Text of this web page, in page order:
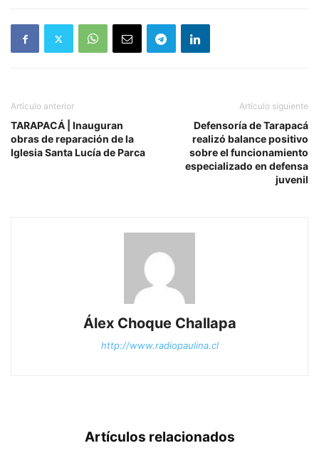
Artículo anterior
TARAPACÁ | Inauguran
obras de reparación de la
Iglesia Santa Lucía de Parca
Artículo siguiente
Defensoría de Tarapacá
realizó balance positivo
sobre el funcionamiento
especializado en defensa
juvenil
Álex Choque Challapa
http://www.radiopaulina.cl
Artículos relacionados